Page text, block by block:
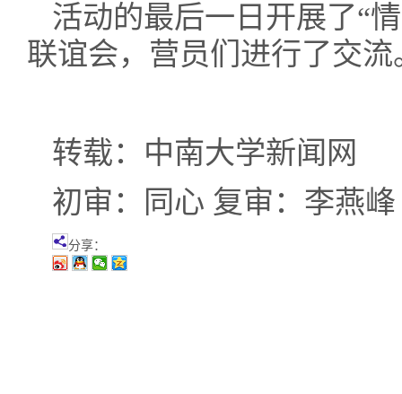
活动的最后一日开展了“
联谊会，营员们进行了交流
转载：中南大学新闻网
初审：同心 复审：李燕
分享：